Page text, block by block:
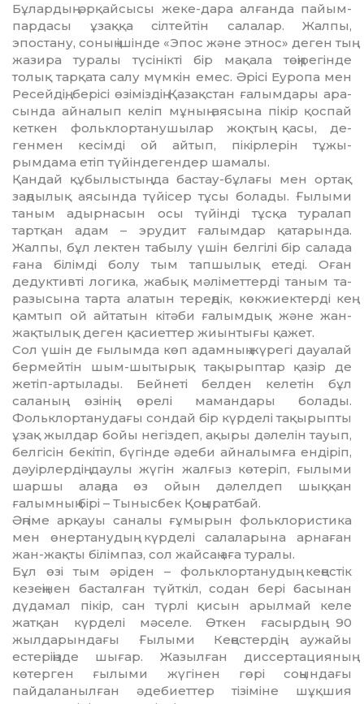
Бұлардың әрқайсысы жеке-дара ал­ған­да пайым-
пардасы ұзаққа сілтейтін салалар. Жалпы,
эпостану, соның ішінде «Эпос жә­не эт­нос» деген тың
жазира туралы тү­сі­нік­ті бір мақала төңірегінде
толық тарқата са­лу мүм­кін емес. Әрісі Еуропа мен
Ре­сей­дің, берісі өзіміздің Қазақстан ғалымдары ара­
сында айналып келіп мұның аясына пі­кір қоспай
кеткен фольклортанушылар жоқ­тың қасы, де­
генмен кесімді ой айтып, пі­кірлерін тұжы­
рымдама етіп түйіндегендер шамалы.
Қандай құбылыстың да бастау-бұлағы мен ортақ
заңдылық аясында түйісер тұсы бо­лады. Ғылыми
таным адырнасын осы түйін­ді тұсқа туралап
тартқан адам – эрудит ға­лымдар қатарында.
Жалпы, бұл лектен та­былу үшін белгілі бір салада
ғана білімді болу тым тапшылық етеді. Оған
дедуктивті ло­гика, жабық мәліметтерді таным та­
ра­зы­сы­­на тарта алатын тереңдік, көкжиектерді кең
қамтып ой айтатын кітәби ғалымдық және жан-
жақтылық деген қасиеттер жиын­тығы қажет.
Сол үшін де ғылымда көп адамның жү­ре­гі дауалай
бермейтін шым-шытырық та­қы­­рып­тар қазір де
жетіп-артылады. Бей­неті бел­ден келетін бұл
саланың өзінің өре­лі­ ма­мандары болады.
Фольклортанудағы сондай бір күрделі тақырыпты
ұзақ жылдар бойы негіздеп, ақыры дәлелін тауып,
бел­гісін бекітіп, бүгінде әдеби айналымға ен­ді­ріп,
дәуірлердің даулы жүгін жалғыз көтеріп, ғы­лыми
шаршы алаңда өз ойын дәлелдеп шық­қан
ғалымның бірі – Тынысбек Қоңы­рат­бай.
Әңгіме арқауы саналы ғұмырын фольк­ло­ристика
мен өнертанудың күрделі салала­рына арнаған
жан-жақты білімпаз, сол жай­саң аға туралы.
Бұл өзі тым әріден – фольклортанудың кеңес­тік
кезеңінен басталған түйткіл, содан бе­рі басынан
дүдамал пікір, сан түрлі қисын арыл­­май келе
жатқан күрделі мәселе. Өт­кен ғасырдың 90
жылдарындағы Ғылыми Кеңестердің аужайы
естеріңізде шығар. Жа­зылған диссертацияның
көтерген ғылы­ми жүгінен гөрі соңындағы
пайдаланылған әдебиеттер тізіміне шұқшия